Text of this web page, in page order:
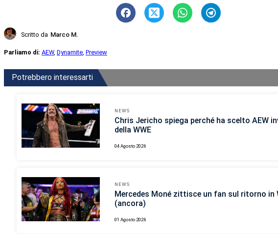
Scritto da Marco M.
Parliamo di: AEW, Dynamite Preview
Potrebbero interessarti
NEWS
Chris Jericho spiega perché ha scelto AEW
della WWE
04 Agosto 2026
NEWS
Mercedes Moné zittisce un fan sul ritorno in
(ancora)
01 Agosto 2026